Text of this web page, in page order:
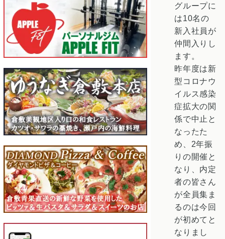
グループに
は10名の
新入社員が
仲間入りし
ます。
昨年度は新
型コロナウ
イルス感染
症拡大の関
係で中止と
なったた
め、2年振
りの開催と
なり、内定
者の皆さん
が全員集ま
るのは今回
が初めてと
なりまし